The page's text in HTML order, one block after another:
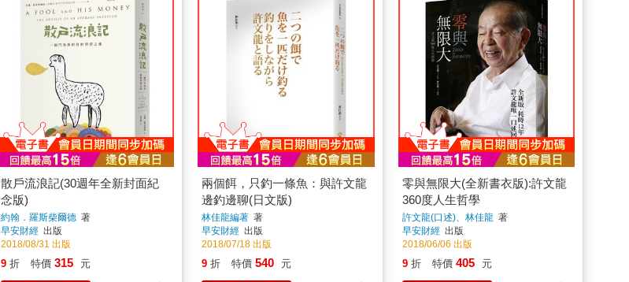
散戶流浪記(30週年全新封面紀
念版)
約翰．羅斯柴爾德著
早安財經 出版
2018/08/31 出版
9 折 特價 315 元
兩個餌，只釣一條魚：與許文龍
邊釣邊聊(日文版)
林佳龍編著著
早安財經 出版
2018/07/18 出版
9 折 特價 540 元
零與無限大(全新書衣版):許文龍
360度人生哲學
許文龍(口述)、林佳龍著
早安財經 出版
2018/06/06 出版
9 折 特價 405 元